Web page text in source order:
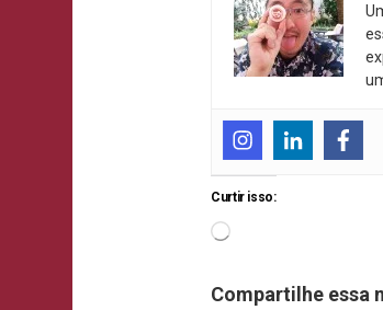
Curtir isso:
Compartilhe essa